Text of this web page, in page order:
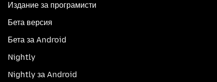
Издание за програмисти
Бета версия
Бета за Android
Nightly
Nightly за Android